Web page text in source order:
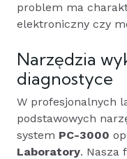
problem ma
elektroniczny czy
Narzędzia
diagnostyce
W profesjonalnych
podstawowych
system PC-3000
Laboratory. Nasza